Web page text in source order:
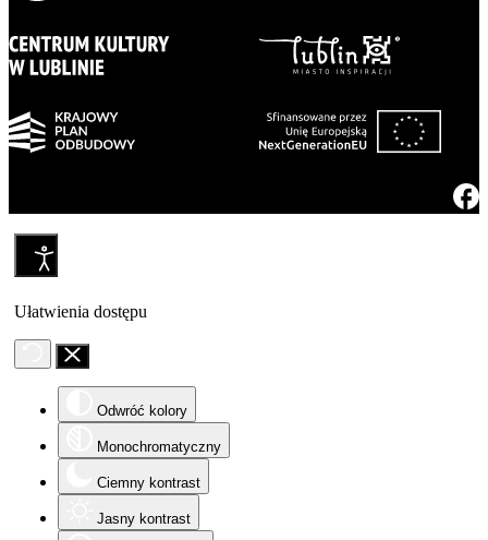
Ułatwienia dostępu
Odwróć kolory
Monochromatyczny
Ciemny kontrast
Jasny kontrast